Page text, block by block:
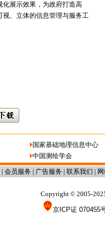
化展示效果，为政府打造高
视、立体的信息管理与服务工
国家基础地理信息中心
中国测绘学会
| 会员服务 | 广告服务 | 联系我们 |
Copyright © 2005-
京ICP证 070455